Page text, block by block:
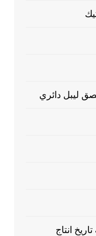
ليبل دائري
انتاج